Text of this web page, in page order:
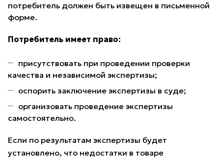
потребитель должен быть извещен в письменной
форме.
Потребитель имеет право:
присутствовать при проведении проверки
качества и независимой экспертизы;
оспорить заключение экспертизы в суде;
организовать проведение экспертизы
самостоятельно.
Если по результатам экспертизы будет
установлено, что недостатки в товаре